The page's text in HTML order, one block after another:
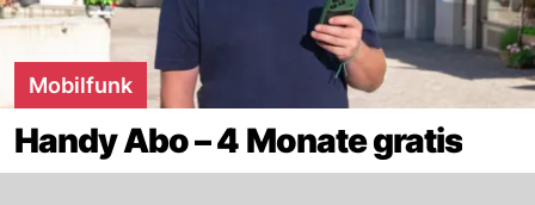
Mobilfunk
Handy Abo – 4 Monate gratis